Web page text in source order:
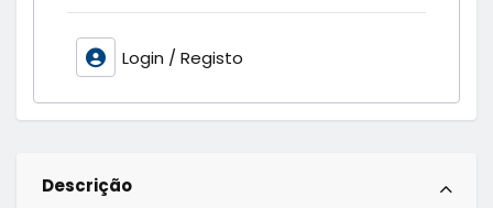
Login / Registo
Descrição